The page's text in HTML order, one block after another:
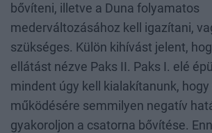
bővíteni, illetve a Duna folyamatos
mederváltozásához kell igazítani,
szükséges. Külön kihívást jelent,
ellátást nézve Paks II. Paks I. elé
mindent úgy kell kialakítanunk,
működésére semmilyen negatív
gyakoroljon a csatorna bővítése.